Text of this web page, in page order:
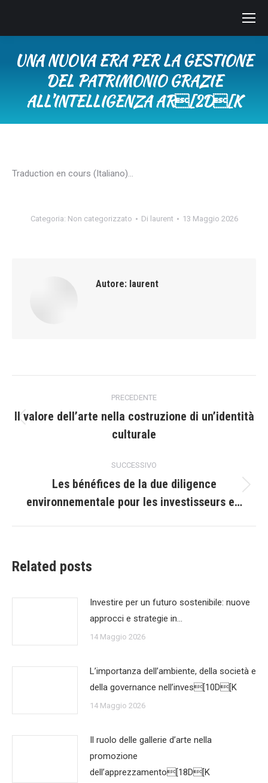
UNA NUOVA ERA PER LA GESTIONE
DEL PATRIMONIO GRAZIE
ALL’INTELLIGENZA AR[2D[K
Traduction en cours (Italiano)…
Categoria: Non categorizzato Di laurent 13 Maggio 2026
Autore: laurent
tra
PRECEDENTE
precedente:
Il valore dell’arte nella costruzione di un’identità
culturale
SUCCESSIVO
post:
Les bénéfices de la due diligence
environnementale pour les investisseurs e…
Related posts
Investire per un futuro sostenibile: nuove
approcci e strategie in…
14 Maggio 2026
L’importanza dell’ambiente, della società e
della governance nell’inves[10D[K
14 Maggio 2026
Il ruolo delle gallerie d’arte nella
promozione
dell’apprezzamento[18D[K